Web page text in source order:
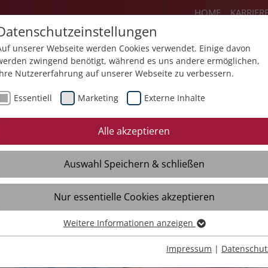
HOME
Angebote Über uns
Jugendliche mit Behinderungen
unserer Webseite werden Cookies verwendet. Einige davon
zwingend benötigt, während es uns andere ermöglichen,
Nutzererfahrung auf unserer Webseite zu verbessern.
Essentiell Marketing Externe Inhalte
Alle akzeptieren
Auswahl Speichern & schließen
Nur essentielle Cookies akzeptieren
Essentielle Cookies werden für grundlegende Funktionen der
Weitere Informationen anzeigen
Impressum |